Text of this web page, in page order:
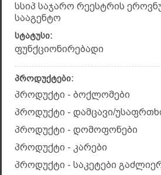
სსიპ საჯარო რეესტრის
სააგენტო
სტატუსი:
ფუნქციონირებადი
პროდუქტები:
პროდუქტი - ბოქლომები
პროდუქტი - დამცავი/
პროდუქტი - დომოფონები
პროდუქტი - კარები
პროდუქტი - საკეტები